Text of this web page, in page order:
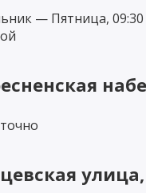
— Пятница, 09:30